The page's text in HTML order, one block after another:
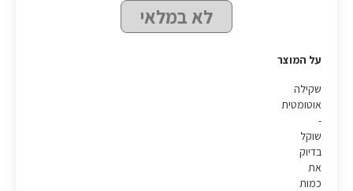
לא במלאי
על המוצר
שקילה
אוטומטית
שוקל
בדיוק
את
כמות